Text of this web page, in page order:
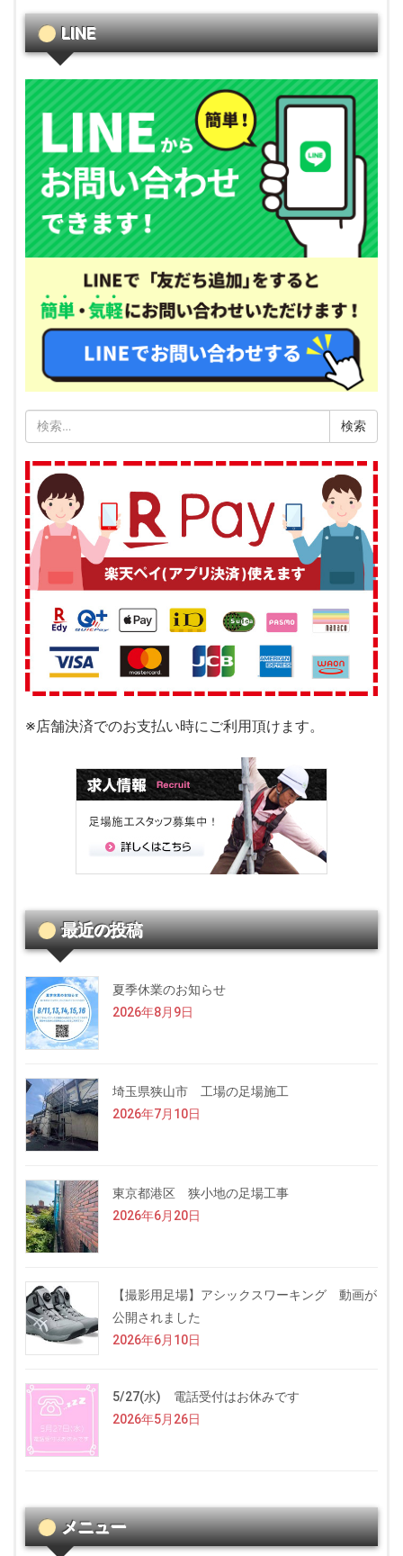
LINE
索:
※店舗決済でのお支払い時にご利用頂けます。
最近の投稿
夏季休業のお知らせ
2026年8月9日
埼玉県狭山市 工場の足場施工
2026年7月10日
東京都港区 狭小地の足場工事
2026年6月20日
【撮影用足場】アシックスワーキング 動画が
公開されました
2026年6月10日
5/27(水) 電話受付はお休みです
2026年5月26日
メニュー